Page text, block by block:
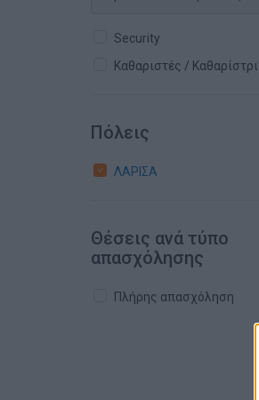
Security
Καθαριστές /
Πόλεις
ΛΑΡΙΣΑ
Θέσεις ανά τύπο
απασχόλησης
Πλήρης απασχόληση